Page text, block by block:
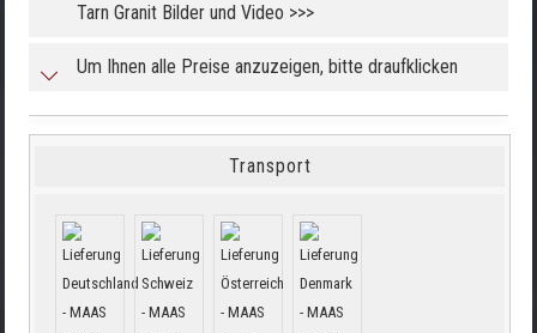
Tarn Granit Bilder und Video >>>
Um Ihnen alle Preise anzuzeigen, bitte draufklicken
Transport